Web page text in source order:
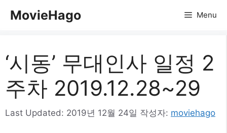
건
기
MovieHago Menu
‘시동’ 무대인사 일정 2
주차 2019.12.28~29
Last Updated: 2019년 12월 24일 작성자: moviehago